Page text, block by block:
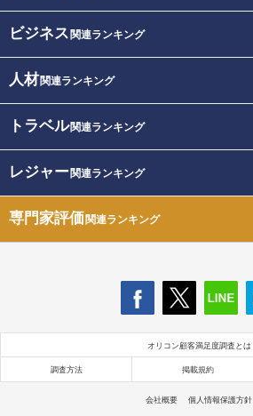
ビジネス 関連ランキング
人材関連ランキング
トラベル関連ランキング
レジャー関連ランキング
専門家評価関連ランキング
オリコン顧客満足度調査とは
調査方法 掲載規約
会社概要 個人情報保護方針